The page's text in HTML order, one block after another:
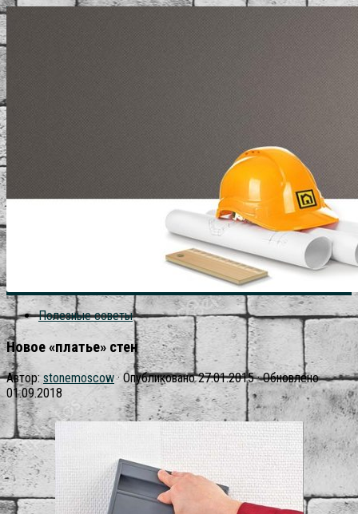
Полезные советы
Новое «платье» стен
Автор:stonemoscow · Опубликовано27.01.2015· Обновлено
01.09.2018